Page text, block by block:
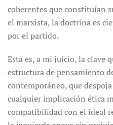
coherentes que constituían
el marxista, la doctrina es
por el partido.
Esta es, a mi juicio, la clave
estructura de pensamiento
contemporáneo, que
cualquier implicación ética
compatibilidad con el ideal